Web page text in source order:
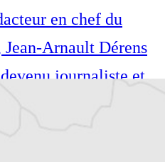
en chef du
Arnault Dérens
journaliste et